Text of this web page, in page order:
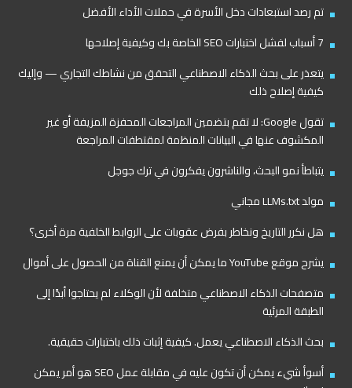
تم رصد استبعادات دخل الأسرة في حملات الأداء الأفضل
7 أسباب لفشل اختبارات SEO الخاصة بك وكيفية إصلاحها
يتعذر على بحث الذكاء الاصطناعي التحقق من نشاطك التجاري — وإليك
كيفية إصلاح ذلك
تقول Google: لا تقم بتضمين المراجعات المحفزة المزيفة أو غير
المكشوف عنها في البيانات المنظمة لمقتطفات المراجعة
يتباطأ نمو البحث، والناشرون يفكرون في ترك جوجل
مولد LLMs.txt مجاني
هل نكرر التاريخ ونخاطر بفرض عقوبات على الروابط الخلفية مرة أخرى؟
يشرح موقع YouTube ما يمكن أن يمنع القناة من الحصول على أموال
متصفحات الذكاء الاصطناعي متخلفة لأن الوكلاء لم يحتاجوا أبدًا إلى
الطبقة المرئية
بحث الذكاء الاصطناعي يعمل. كيفية إثبات ذلك باختبارات حقيقية.
أسوأ شيء يمكن أن تكون عليه في مقابلة عمل SEO هو أمر يمكن